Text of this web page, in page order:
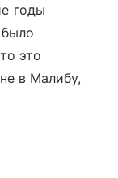
годы
это
в Малибу,